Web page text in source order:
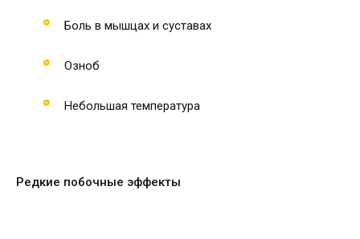
Боль в мышцах и суставах
Озноб
Небольшая температура
Редкие побочные эффекты